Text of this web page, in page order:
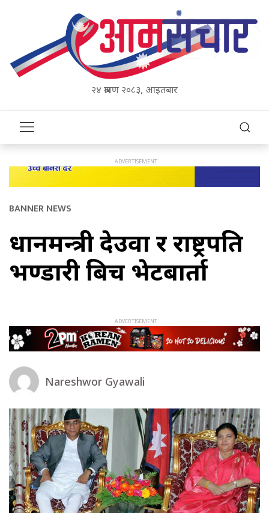
२४ श्रावण २०८३, आइतबार
BANNER NEWS
प्रधानमन्त्री देउवा र राष्ट्रपति
भण्डारी बिच भेटबार्ता
Nareshwor Gyawali